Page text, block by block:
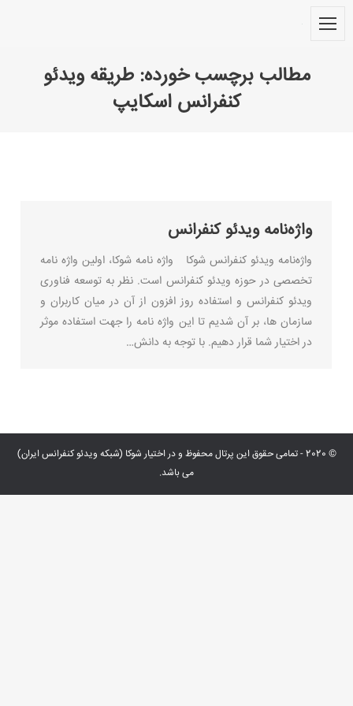
مطالب برچسب خورده:طریقه ویدئو
کنفرانس اسکایپ
واژه‌نامه ویدئو کنفرانس
واژه‌نامه ویدئو کنفرانس شوکا واژه نامه شوکا، اولین واژه نامه
تخصصی در حوزه ویدئو کنفرانس است. نظر به توسعه فناوری
ویدئو کنفرانس و استفاده روز افزون از آن در میان کاربران و
سازمان ها، بر آن شدیم تا این واژه نامه را جهت استفاده موثر
در اختیار شما قرار دهیم. با توجه به دانش…
© 2020 - تمامی حقوق این پرتال محفوظ و در اختیار شوکا (شبکه ویدئو کنفرانس ایران)
می باشد.